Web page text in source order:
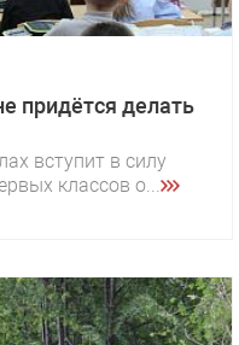
придётся делать
вступит в силу
классов о...